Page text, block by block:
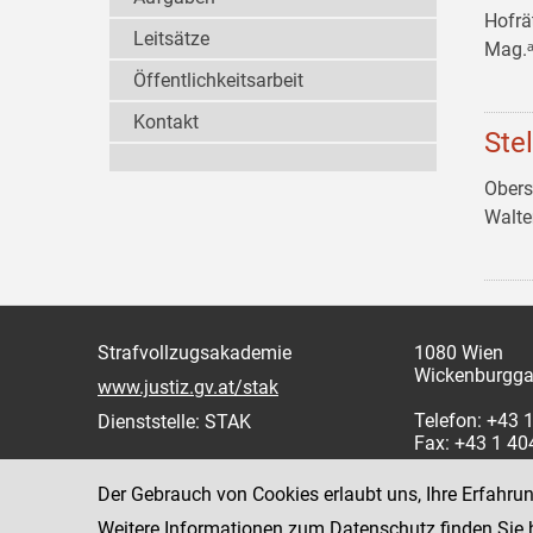
Leitsätze
Öffentlichkeitsarbeit
Kontakt
Strafvollzugsakademie
www.justiz.gv.at/stak
Dienststelle: STAK
1080 Wien
Telefon: +43
Fax: +43 1
Der Gebrauch von Cookies erlaubt uns, Ihre